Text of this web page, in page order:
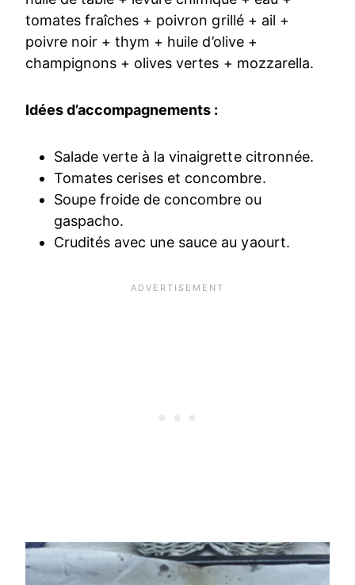
tomates fraîches + poivron grillé + ail +
poivre noir + thym + huile d’olive +
champignons + olives vertes + mozzarella.
Idées d’accompagnements :
Salade verte à la vinaigrette citronnée.
Tomates cerises et concombre.
Soupe froide de concombre ou
gaspacho.
Crudités avec une sauce au yaourt.